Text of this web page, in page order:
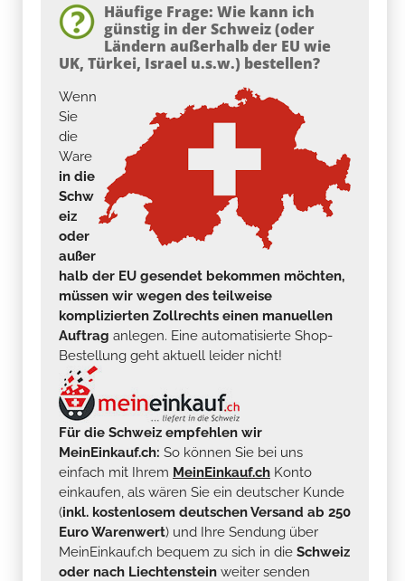
Häufige Frage: Wie kann ich
günstig in der Schweiz (oder
Ländern außerhalb der EU wie
UK, Türkei, Israel u.s.w.) bestellen?
Wenn
Sie
die
Ware
in die
Schw
eiz
oder
außer
halb der EU gesendet bekommen möchten,
müssen wir wegen des teilweise
komplizierten Zollrechts einen manuellen
Auftrag anlegen. Eine automatisierte Shop-
Bestellung geht aktuell leider nicht!
Für die Schweiz empfehlen wir
MeinEinkauf.ch: So können Sie bei uns
einfach mit Ihrem MeinEinkauf.ch Konto
einkaufen, als wären Sie ein deutscher Kunde
(inkl. kostenlosem deutschen Versand ab 250
Euro Warenwert) und Ihre Sendung über
MeinEinkauf.ch bequem zu sich in die Schweiz
oder nach Liechtenstein weiter senden